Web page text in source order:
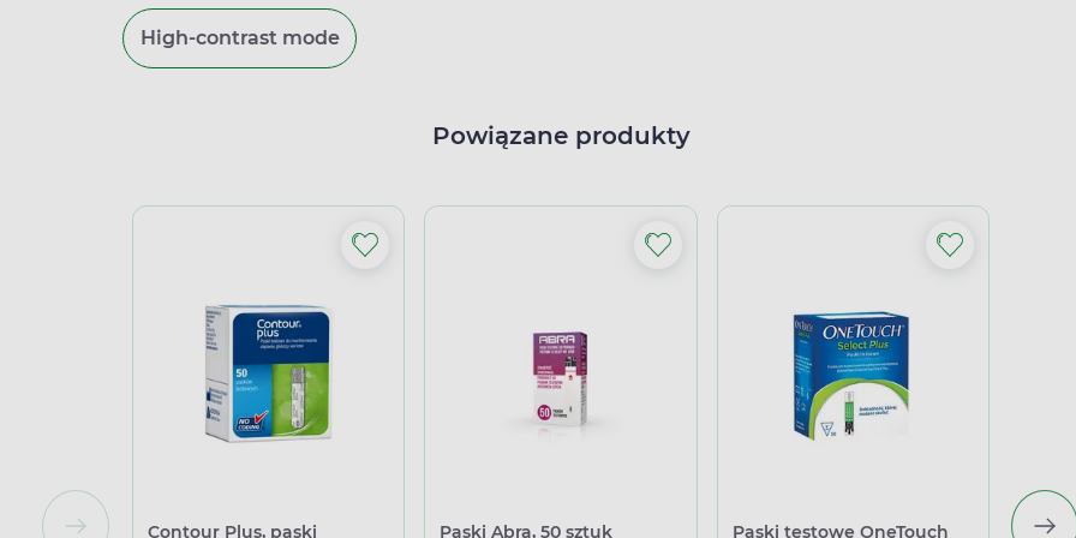
High-contrast mode
Powiązane produkty
Contour Plus, paski Paski Abra, 50 sztuk Paski testowe OneTouch